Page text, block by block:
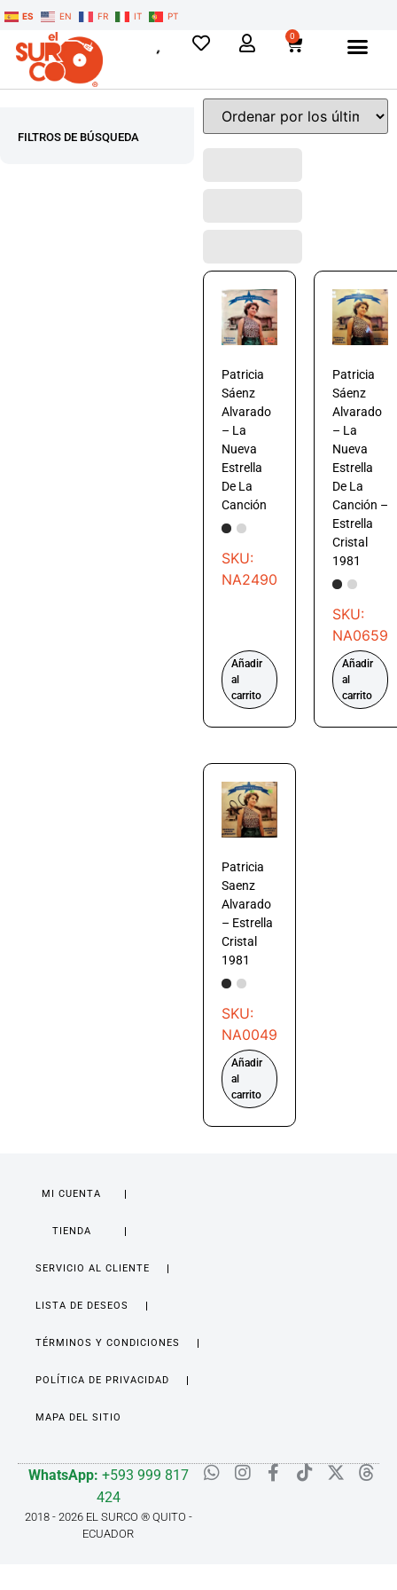
ES EN FR IT PT
0
FILTROS DE BÚSQUEDA
Patricia
Sáenz
Alvarado
– La
Nueva
Estrella
De La
Canción
SKU:
NA2490
Añadir
al
carrito
Patricia
Sáenz
Alvarado
– La
Nueva
Estrella
De La
Canción –
Estrella
Cristal
1981
SKU:
NA0659
Añadir
al
carrito
Patricia
Saenz
Alvarado
– Estrella
Cristal
1981
SKU:
NA0049
Añadir
al
carrito
MI CUENTA
TIENDA
SERVICIO AL CLIENTE
LISTA DE DESEOS
TÉRMINOS Y CONDICIONES
POLÍTICA DE PRIVACIDAD
MAPA DEL SITIO
WhatsApp: +593 999 817
424
2018 - 2026 EL SURCO ® QUITO -
ECUADOR